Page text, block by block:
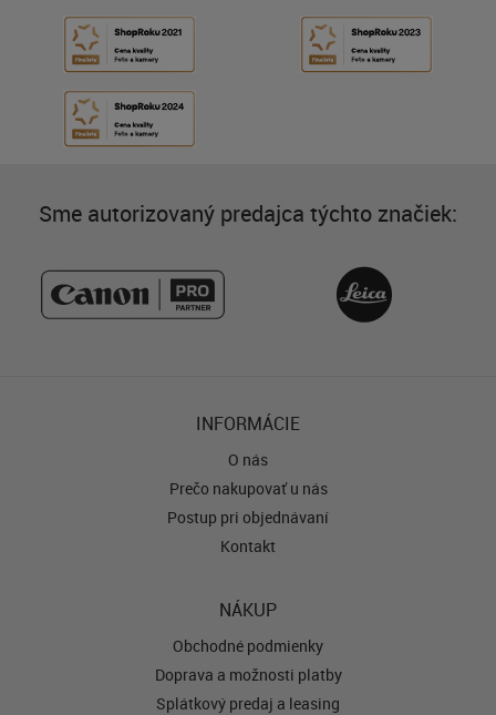
Sme autorizovaný predajca týchto značiek:
INFORMÁCIE
O nás
Prečo nakupovať u nás
Postup pri objednávaní
Kontakt
NÁKUP
Obchodné podmienky
Doprava a možnosti platby
Splátkový predaj a leasing